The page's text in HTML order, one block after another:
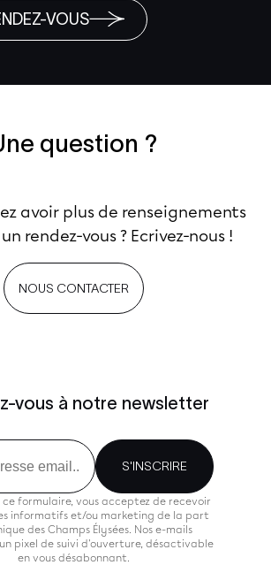
VOUS
question ?
avoir plus de renseignements
rendez-vous ? Ecrivez-nous !
NOUS CONTACTER
vous à notre newsletter
S'INSCRIRE
ce formulaire, vous acceptez de recevoir
informatifs et/ou marketing de la part
des Champs Élysées. Nos e-mails
pixel de suivi d'ouverture, désactivable
en vous désabonnant.